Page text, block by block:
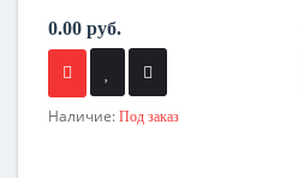
0.00 руб.
Наличие: Под заказ